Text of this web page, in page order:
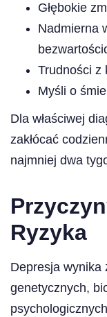
Głębokie
Nadmierna
Trudności z
Myśli o
Dla właściwej
zakłócać
najmniej dwa
Ryzyka
Depresja wynika
genetycznych,